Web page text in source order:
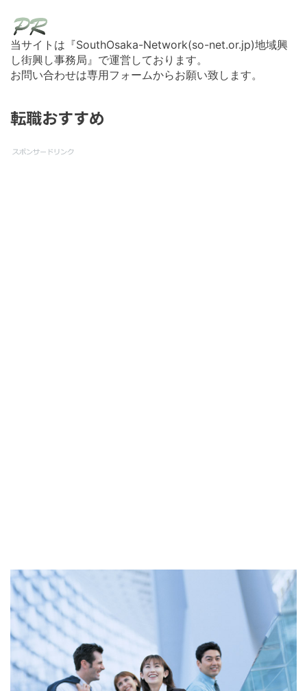
当サイトは『SouthOsaka-Network(so-net.or.jp)地域興
し街興し事務局』で運営しております。
お問い合わせは専用フォームからお願い致します。
転職おすすめ